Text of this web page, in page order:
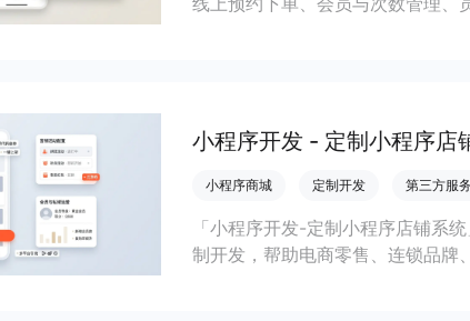
小程序开发 - 定制小程序店
小程序商城 定制开发 第三方服
「小程序开发-定制小程序店铺系
制开发，帮助电商零售、连锁品牌